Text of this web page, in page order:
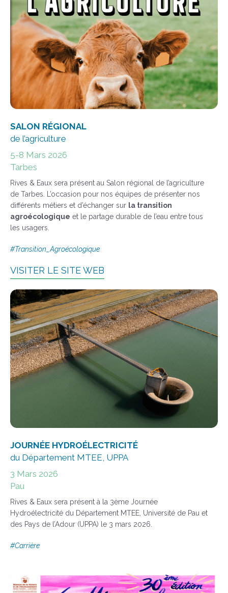
SALON RÉGIONAL
de l’agriculture
5-8 Mars 2026
Tarbes
Rives & Eaux sera présent au Salon régional de l’agriculture
de Tarbes. L’occasion pour nos équipes de présenter nos
différents métiers et d’échanger sur la transition
agroécologique et le partage durable de l’eau entre tous
les usagers.
#Transition_Agroécologique
VISITER LE SITE WEB
JOURNÉE HYDROÉLECTRICITÉ
du Département MTEE, UPPA
3 Mars 2026
Pau
Rives & Eaux sera présent à la 3ème Journée
Hydroélectricité du Département MTEE, Université de Pau et
des Pays de l’Adour (UPPA) le 3 mars 2026.
#Carrière